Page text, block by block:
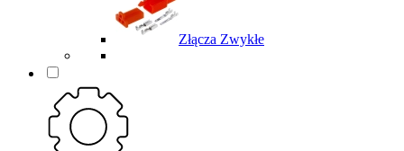
Złącza Zwykłe